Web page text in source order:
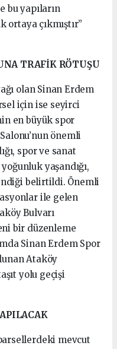
bu yapıların
çıkmıştır”
TRAFİK RÖTUŞU
olan Sinan Erdem
için ise seyirci
en büyük spor
önemli
spor ve sanat
yaşandığı,
belirtildi. Önemli
ile gelen
Bulvarı
bir düzenleme
Sinan Erdem Spor
Ataköy
yolu geçişi
mevcut